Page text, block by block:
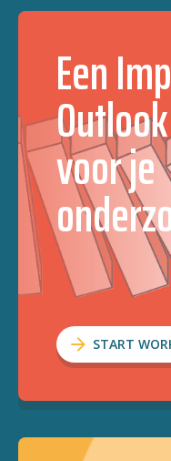
Een
Outlook
voor je
START